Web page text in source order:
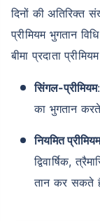
दिनों की अतिरिक्त
प्रीमियम भुगतान
बीमा प्रदाता
सिंगल-प्रीमियम
का भुगतान
नियमित प्रीमियम
द्विवार्षिक,
तान कर सकते